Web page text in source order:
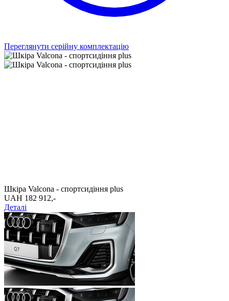
Переглянути серійну комплектацію
Шкіра Valcona - спортсидіння plus
UAH 182 912,-‍
Деталі